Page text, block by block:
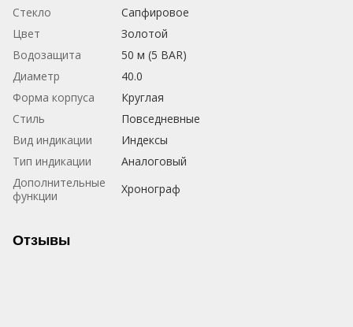
Стекло
Сапфировое
Цвет
Золотой
Водозащита
50 м (5 BAR)
Диаметр
40.0
Форма корпуса
Круглая
Стиль
Повседневные
Вид индикации
Индексы
Тип индикации
Аналоговый
Дополнительные
функции
Хронограф
Отзывы